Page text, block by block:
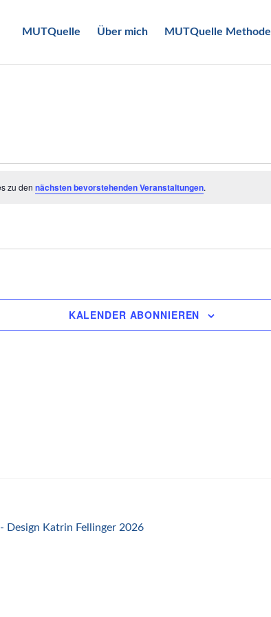
MUTQuelle Über mich MUTQuelle Methode
zu den nächsten bevorstehenden Veranstaltungen.
KALENDER ABONNIEREN
Design Katrin Fellinger 2026